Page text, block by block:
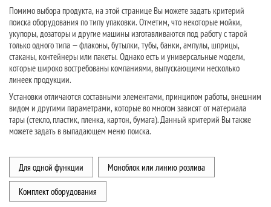
Помимо выбора продукта, на этой странице Вы можете задать критерий
поиска оборудования по типу упаковки. Отметим, что некоторые мойки,
укупоры, дозаторы и другие машины изготавливаются под работу с тарой
только одного типа — флаконы, бутылки, тубы, банки, ампулы, шприцы,
стаканы, контейнеры или пакеты. Однако есть и универсальные модели,
которые широко востребованы компаниями, выпускающими несколько
линеек продукции.
Установки отличаются составными элементами, принципом работы, внешним
видом и другими параметрами, которые во многом зависят от материала
тары (стекло, пластик, пленка, картон, бумага). Данный критерий Вы также
можете задать в выпадающем меню поиска.
Для одной функции Моноблок или линию розлива
Комплект оборудования